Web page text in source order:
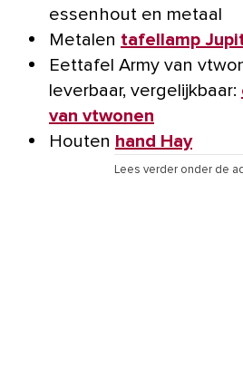
essenhout en metaal
Metalen tafellamp
Eettafel Army van
leverbaar, vergelijkbaar:
van vtwonen
Houten hand Hay
Lees verder onder de